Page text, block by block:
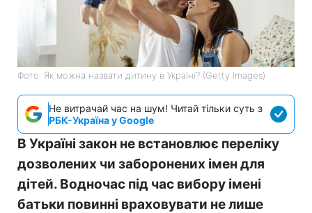
Фото: Як можна назвати дитину в Україні? (Getty Images)
Не витрачай час на шум! Читай тільки суть з
РБК-Україна у Google
В Україні закон не встановлює переліку
дозволених чи заборонених імен для
дітей. Водночас під час вибору імені
батьки повинні враховувати не лише